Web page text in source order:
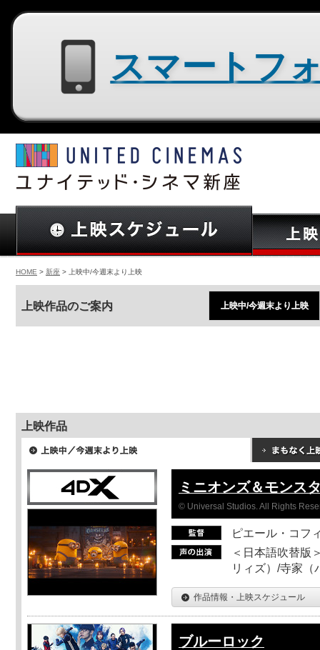
HOME > 新座 > 上映中/今週末より上映
上映作品のご案内 上映中/今週末より上映
上映作品
ミニオンズ＆モンス
© Universal Studios. All Rights
ピエール・コフ
＜日本語吹替版
リィズ）/寺家（
作品情報・上映スケジュール
ブルーロック